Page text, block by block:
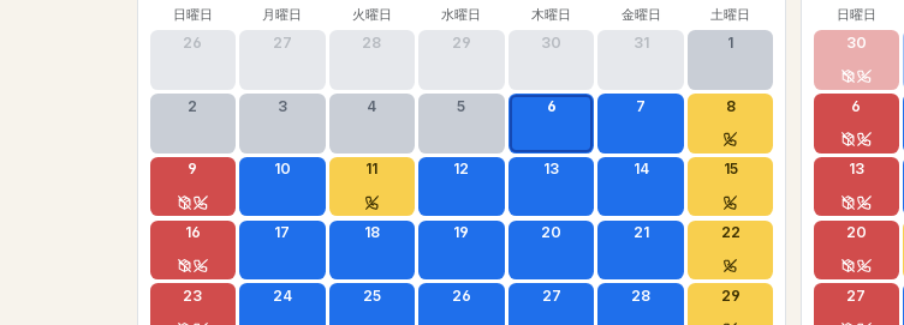
日曜日 月曜日 火曜日 水曜日 木曜日 金曜日 土曜日
26 27 28 29 30 31 1
2 3 4 5 6 7 8
9 10 11 12 13 14 15
16 17 18 19 20 21 22
23 24 25 26 27 28 29
日曜日
30
6
13
20
27